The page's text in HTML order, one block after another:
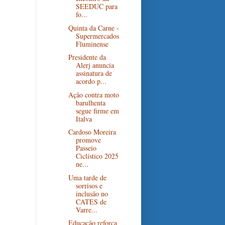
SEEDUC para
fo...
Quinta da Carne -
Supermercados
Fluminense
Presidente da
Alerj anuncia
assinatura de
acordo p...
Ação contra moto
barulhenta
segue firme em
Italva
Cardoso Moreira
promove
Passeio
Ciclístico 2025
ne...
Uma tarde de
sorrisos e
inclusão no
CATES de
Varre...
Educação reforça